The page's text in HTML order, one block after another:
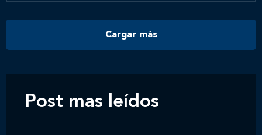
Contáctanos
Cargar más
Post mas leídos